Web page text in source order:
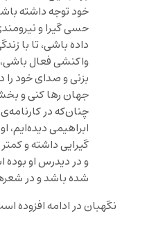
خود توجه داشته
حسی‌ گیرا و
داده باشی، تا با
واکنشی فعال
بزنی و صدای خود
جهان رها کنی و
چنان‌که در
ابراهیمی
گیرایی داشته و
و در دیدرس او بوده
شده باشد و در
نگهبان در ادامه افزوده